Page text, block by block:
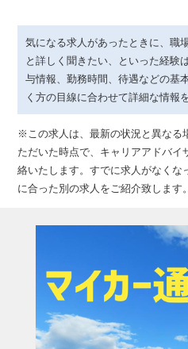
気になる求人があったときに、職
と詳しく聞きたい、といった経験
与情報、勤務時間、待遇などの基
く方の目線に合わせて詳細な情報
※この求人は、最新の状況と異なる
ただいた時点で、キャリアアドバイ
絡いたします。すでに求人がなく
に合った別の求人をご紹介致します。